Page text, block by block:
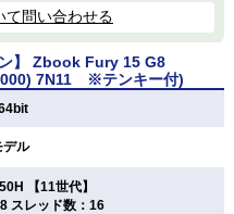
て問い合わせる
】 Zbook Fury 15 G8
7N11 ※テンキー付)
デル
【11世代】
スレッド数：16